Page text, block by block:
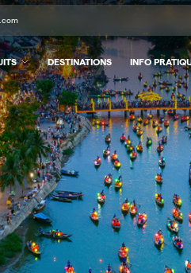
DESTINATIONS INFO